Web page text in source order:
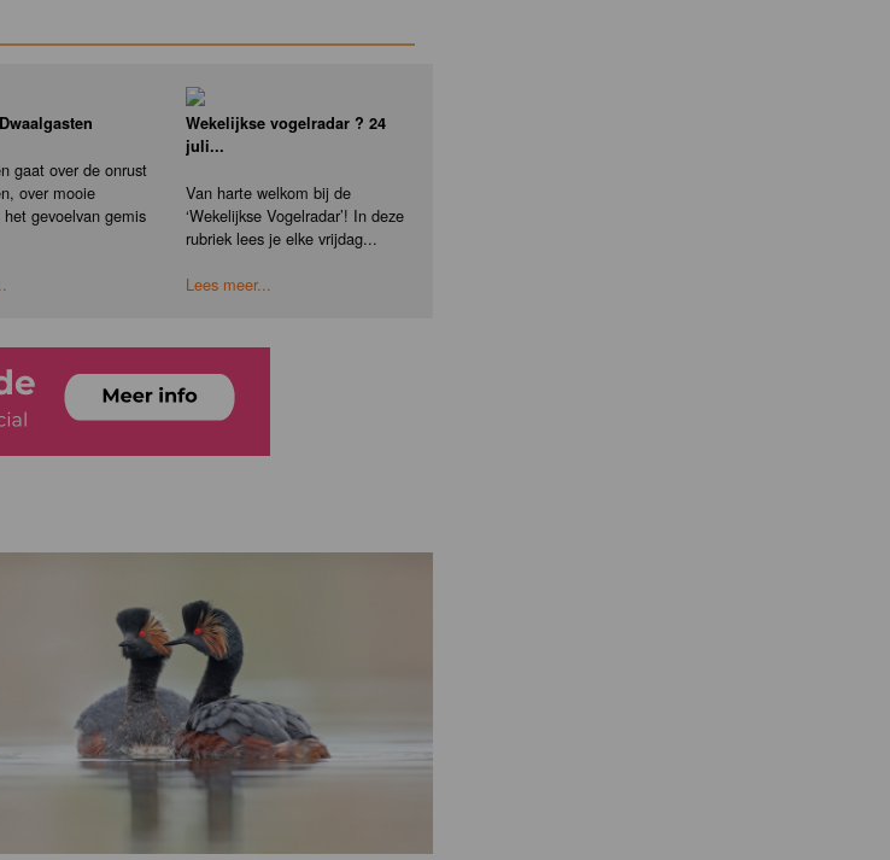
gaat over de onrust
over mooie
gevoelvan gemis
Wekelijkse vogelradar ? 24
juli...
Van harte welkom bij de
‘Wekelijkse Vogelradar’! In deze
rubriek lees je elke vrijdag...
Lees meer...